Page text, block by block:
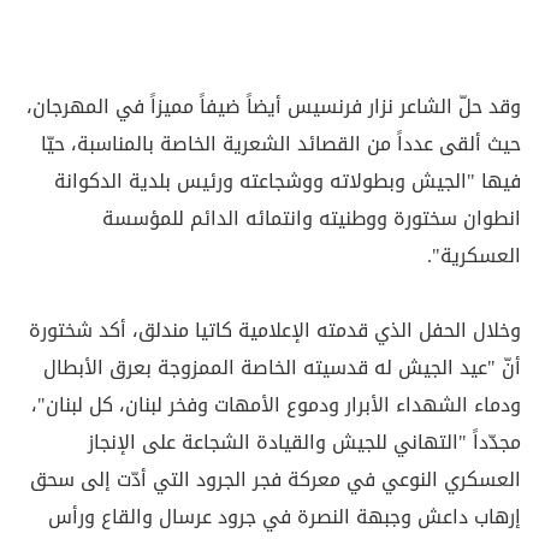
وقد حلّ الشاعر نزار فرنسيس أيضاً ضيفاً مميزاً في المهرجان،
حيث ألقى عدداً من القصائد الشعرية الخاصة بالمناسبة، حيّا
فيها "الجيش وبطولاته ووشجاعته ورئيس بلدية الدكوانة
انطوان سختورة ووطنيته وانتمائه الدائم للمؤسسة
العسكرية".
وخلال الحفل الذي قدمته الإعلامية كاتيا مندلق، أكد شختورة
أنّ "عيد الجيش له قدسيته الخاصة الممزوجة بعرق الأبطال
ودماء الشهداء الأبرار ودموع الأمهات وفخر لبنان، كل لبنان"،
مجدّداً "التهاني للجيش والقيادة الشجاعة على الإنجاز
العسكري النوعي في معركة فجر الجرود التي أدّت إلى سحق
إرهاب داعش وجبهة النصرة في جرود عرسال والقاع ورأس